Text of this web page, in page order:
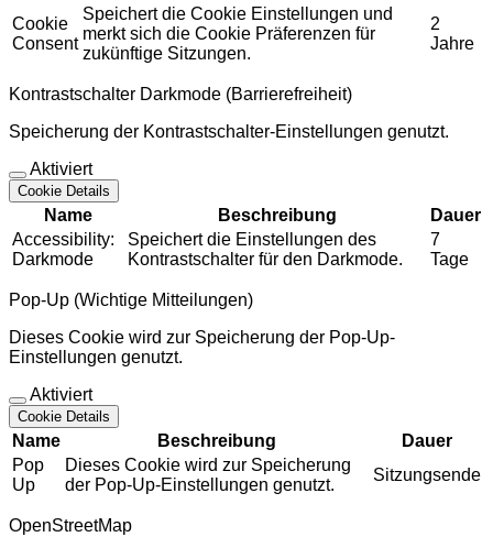
Cookie
Consent
Speichert die Cookie Einstellungen und
merkt sich die Cookie Präferenzen für
zukünftige Sitzungen.
2
Jahre
Kontrastschalter Darkmode (Barrierefreiheit)
Speicherung der Kontrastschalter-Einstellungen genutzt.
Aktiviert
Cookie Details
Name Beschreibung
Dauer
Accessibility:
Darkmode
Speichert die Einstellungen des
Kontrastschalter für den Darkmode.
7
Tage
Pop-Up (Wichtige Mitteilungen)
Dieses Cookie wird zur Speicherung der Pop-Up-
Einstellungen genutzt.
Aktiviert
Cookie Details
Name Beschreibung
Dauer
Pop
Up
Dieses Cookie wird zur Speicherung
der Pop-Up-Einstellungen genutzt.
Sitzungsende
OpenStreetMap